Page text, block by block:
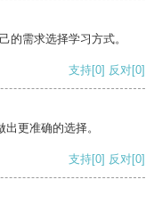
的需求选择学习方式。
支持[0] 反对[0]
更准确的选择。
支持[0] 反对[0]